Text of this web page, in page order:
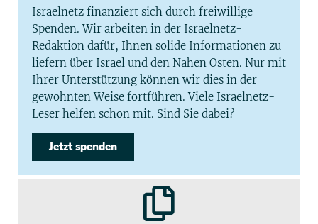
Israelnetz finanziert sich durch freiwillige
Spenden. Wir arbeiten in der Israelnetz-
Redaktion dafür, Ihnen solide Informationen zu
liefern über Israel und den Nahen Osten. Nur mit
Ihrer Unterstützung können wir dies in der
gewohnten Weise fortführen. Viele Israelnetz-
Leser helfen schon mit. Sind Sie dabei?
Jetzt spenden